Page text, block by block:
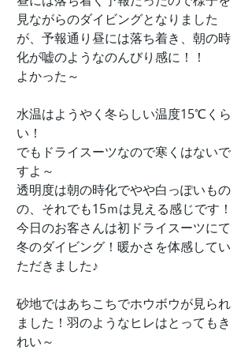
見ながらのダイビングとなりました
が、予報通り昼には落ち着き、朝の時
化が嘘のようなのんびり感に！！
よかった～
水温はようやく冬らしい温度15℃くら
い！
でもドライスーツなので寒くはないで
すよ～
透明度は朝の時化でやや白っぽいもの
の、それでも15ｍは見える感じです！
今日のお客さんは初ドライスーツにて
冬のダイビング！暖かさを体感してい
ただきました♪
砂地ではあちこちでホウボウが見られ
ました！羽のようなヒレはとってもき
れい～